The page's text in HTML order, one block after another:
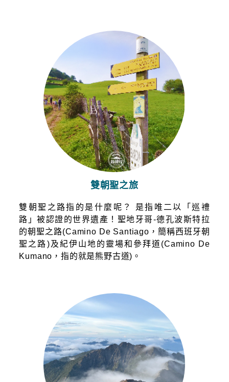
雙朝聖之旅
雙朝聖之路指的是什麼呢？ 是指唯二以「巡禮
路」被認證的世界遺產！聖地牙哥-德孔波斯特拉
的朝聖之路(Camino De Santiago，簡稱西班牙朝
聖之路)及紀伊山地的靈場和參拜道(Camino De
Kumano，指的就是熊野古道)。